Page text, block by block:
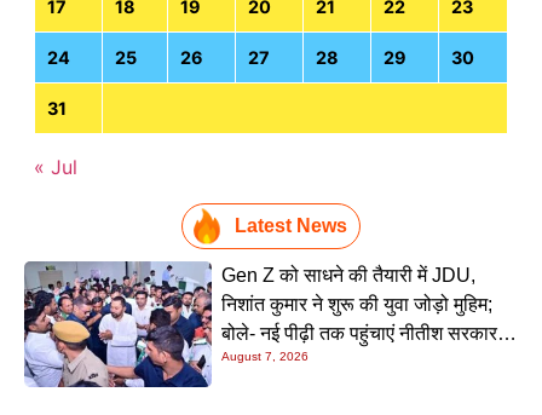
17 18 19 20 21 22 23
24 25 26 27 28 29 30
31
« Jul
Latest News
Gen Z को साधने की तैयारी में JDU,
निशांत कुमार ने शुरू की युवा जोड़ो मुहिम;
बोले- नई पीढ़ी तक पहुंचाएं नीतीश सरकार के
20 सालों के काम
August 7, 2026